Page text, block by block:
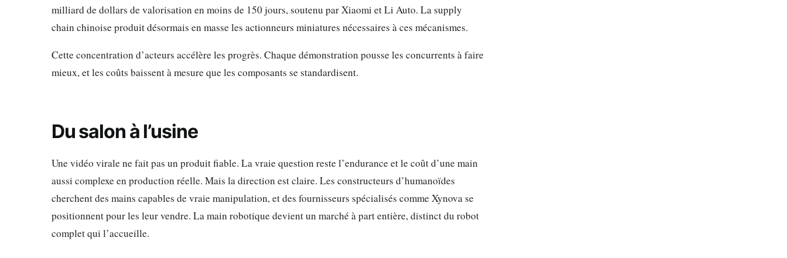
milliard de dollars de valorisation en moins de 150 jours, soutenu par Xiaomi et Li Auto. La supply
chain chinoise produit désormais en masse les actionneurs miniatures nécessaires à ces mécanismes.
Cette concentration d’acteurs accélère les progrès. Chaque démonstration pousse les concurrents à faire
mieux, et les coûts baissent à mesure que les composants se standardisent.
Du salon à l’usine
Une vidéo virale ne fait pas un produit fiable. La vraie question reste l’endurance et le coût d’une main
aussi complexe en production réelle. Mais la direction est claire. Les constructeurs d’humanoïdes
cherchent des mains capables de vraie manipulation, et des fournisseurs spécialisés comme Xynova se
positionnent pour les leur vendre. La main robotique devient un marché à part entière, distinct du robot
complet qui l’accueille.